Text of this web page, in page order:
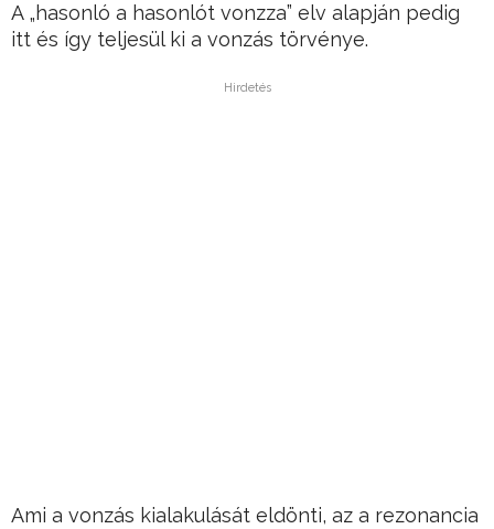
A „hasonló a hasonlót vonzza” elv alapján pedig
itt és így teljesül ki a vonzás törvénye.
Hirdetés
Ami a vonzás kialakulását eldönti, az a rezonancia